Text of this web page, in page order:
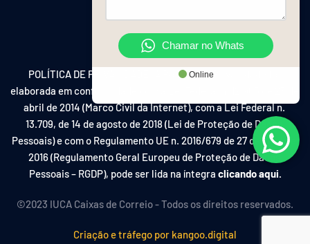
POLÍTICA DE PRIVACIDADE: A Política de Privacidade foi
elaborada em conformidade com a Lei Federal n. 12.965 de 23 de
abril de 2014 (Marco Civil da Internet), com a Lei Federal n.
13.709, de 14 de agosto de 2018 (Lei de Proteção de Dados
Pessoais) e com o Regulamento UE n. 2016/679 de 27 de abril de
2016 (Regulamento Geral Europeu de Proteção de Dados
Pessoais – RGDP), pode ser lida na íntegra clicando aqui.
©2023 IUCA Caixas de Correio - Todos os direitos reservados.
Criação e tráfego por kangoo.digital
Chamar no Whats
Online